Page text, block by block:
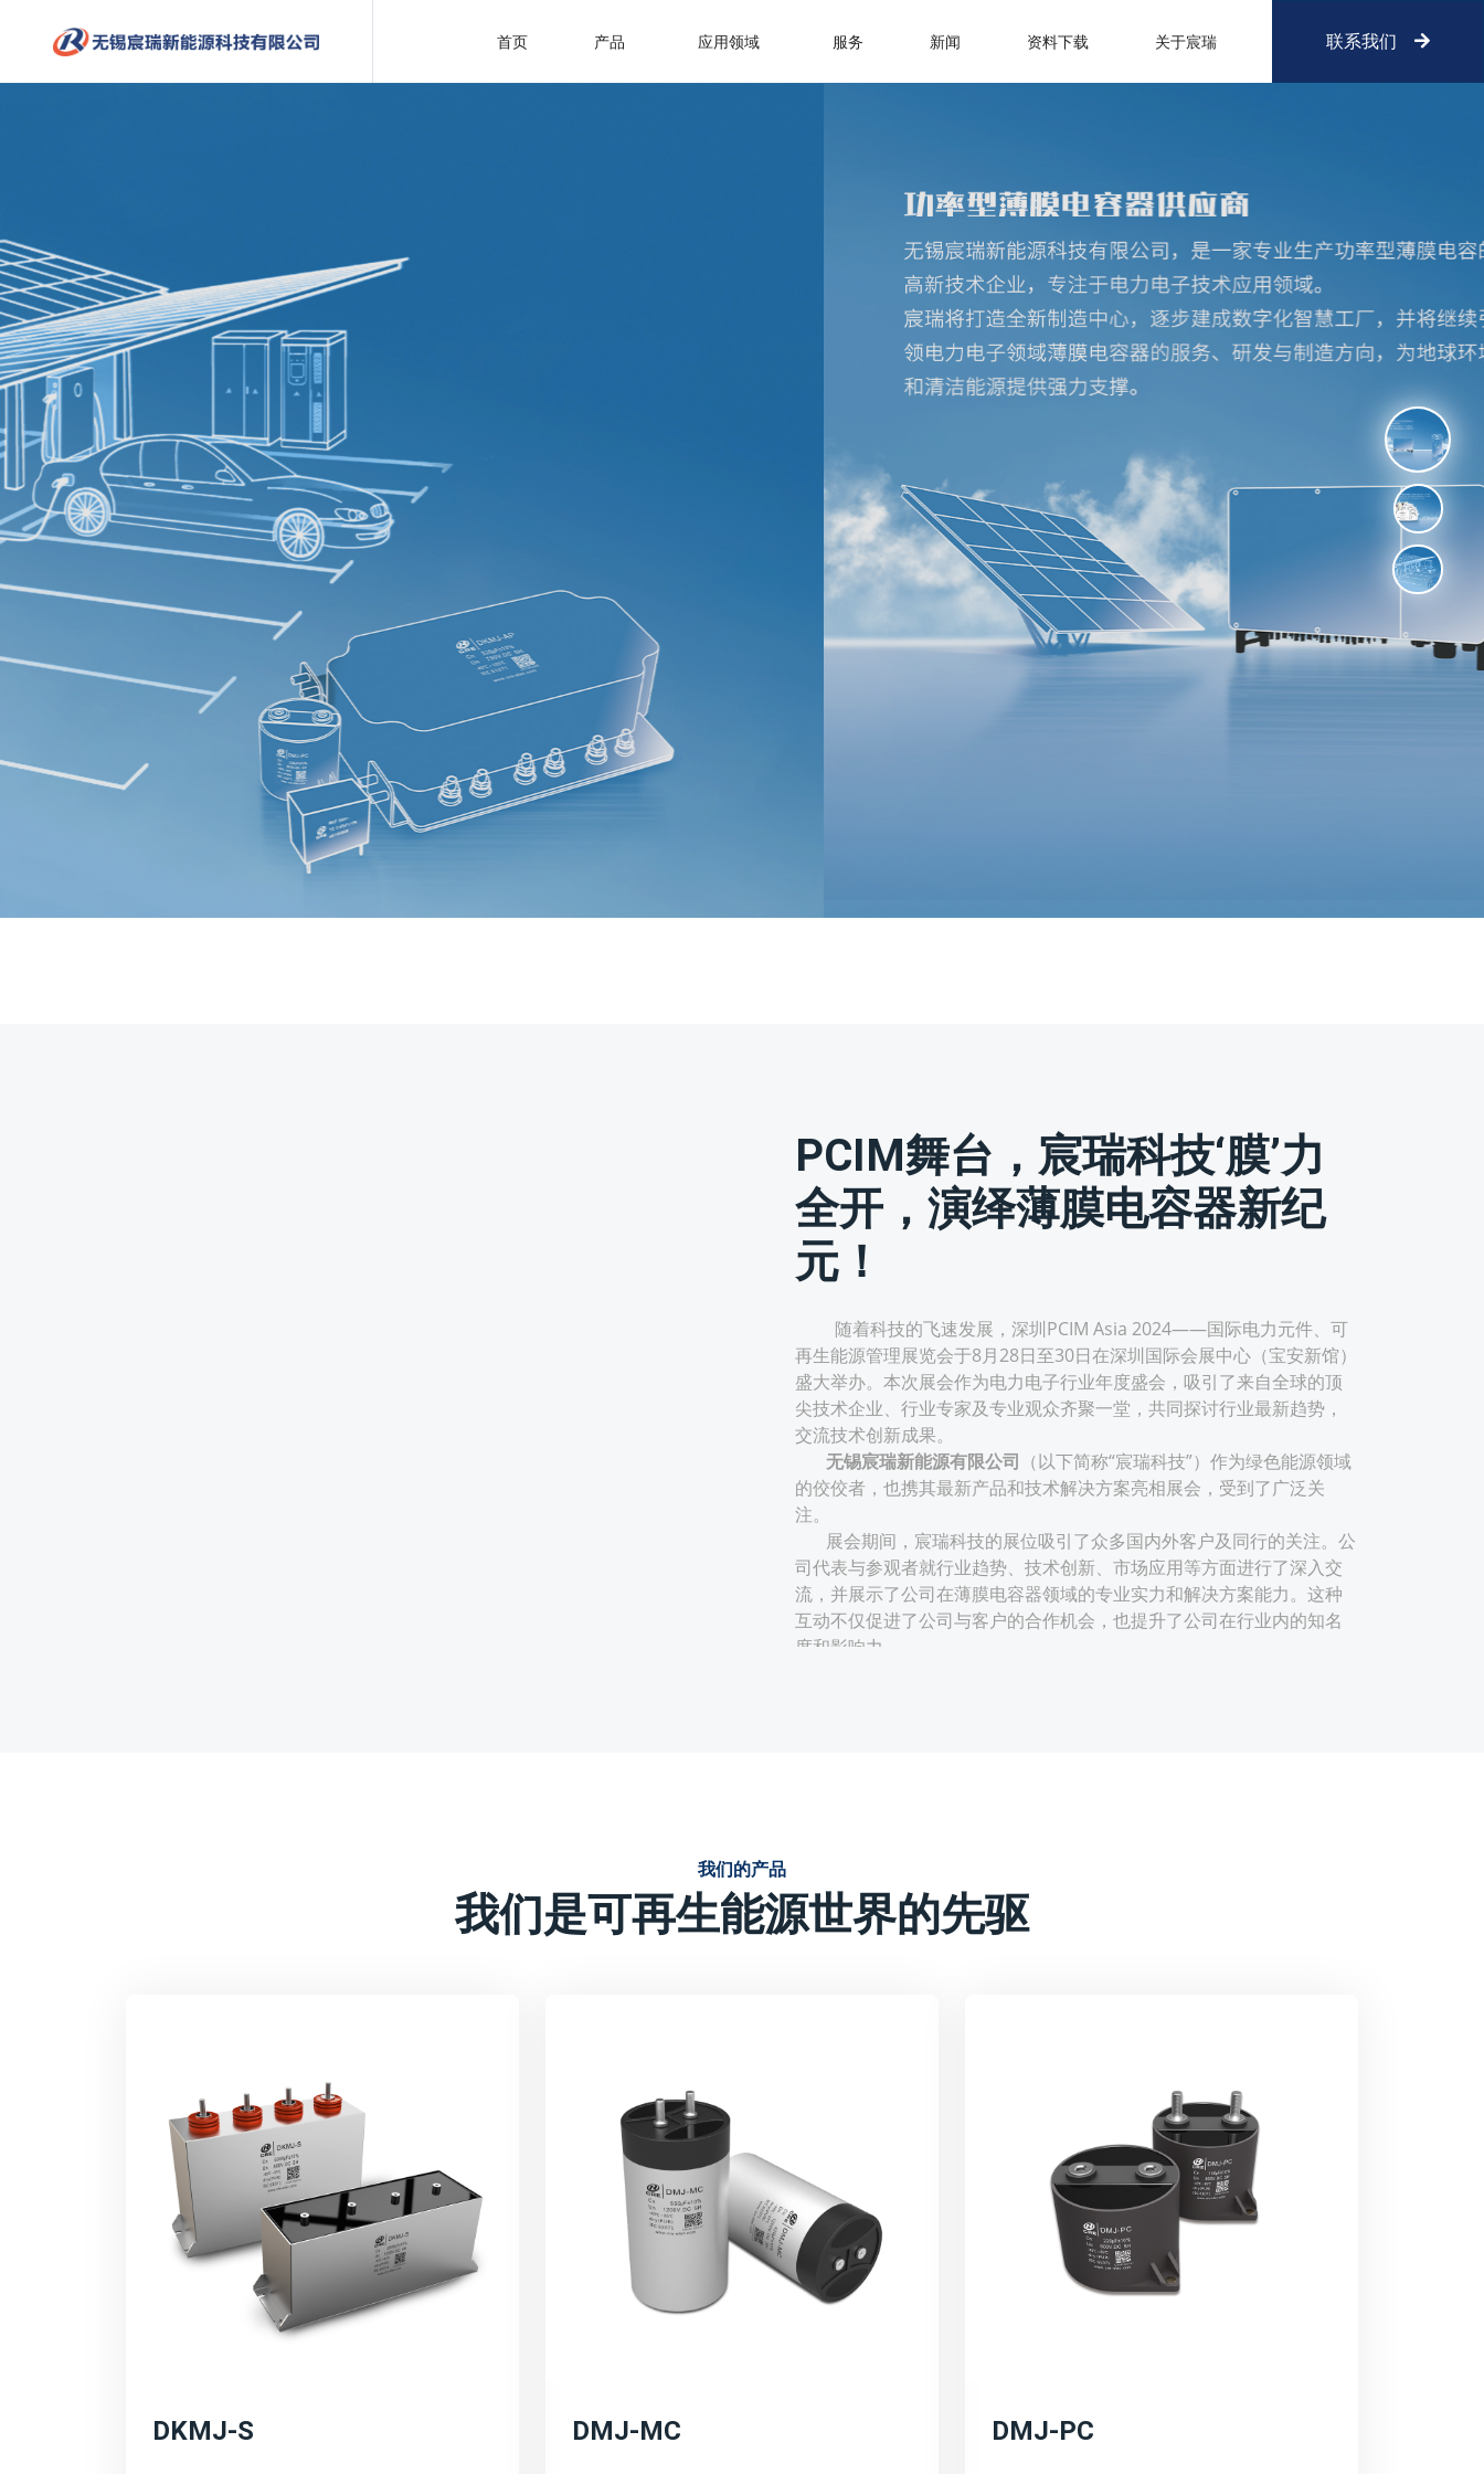
首页 产品 应用领域 服务 新闻 资料下载 关于宸瑞 联系我们
PCIM舞台，宸瑞科技‘膜’力
全开，演绎薄膜电容器新纪
元！
随着科技的飞速发展，深圳PCIM Asia 2024——国际电力元件、可
再生能源管理展览会于8月28日至30日在深圳国际会展中心（宝安新馆）
盛大举办。本次展会作为电力电子行业年度盛会，吸引了来自全球的顶
尖技术企业、行业专家及专业观众齐聚一堂，共同探讨行业最新趋势，
交流技术创新成果。
无锡宸瑞新能源有限公司 （以下简称“宸瑞科技”）作为绿色能源领域
的佼佼者，也携其最新产品和技术解决方案亮相展会，受到了广泛关
注。
展会期间，宸瑞科技的展位吸引了众多国内外客户及同行的关注。公
司代表与参观者就行业趋势、技术创新、市场应用等方面进行了深入交
流，并展示了公司在薄膜电容器领域的专业实力和解决方案能力。这种
互动不仅促进了公司与客户的合作机会，也提升了公司在行业内的知名
度和影响力。
效、可靠、环保能源解决方案的需求。
定制化解决方案：
强调宸瑞科技的薄膜电容器在提升系统效率方面的作用，如降低能量损
耗、提高电能转换效率等。同时，也突出产品的环保特性。
技术创新与研发方向：
宸瑞科技在薄膜电容器领域的长远规划和愿景，包括持续的技术创新、
宸瑞科技积极响应全球能源转型和碳中和目标，致力于推动绿色能源的
我们的产品
我们是可再生能源世界的先驱
DKMJ-S DMJ-MC DMJ-PC